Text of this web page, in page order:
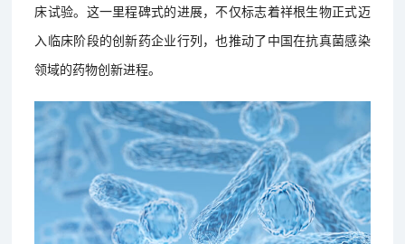
床试验。这一里程碑式的进展，不仅标志着祥根生物正式迈
入临床阶段的创新药企业行列，也推动了中国在抗真菌感染
领域的药物创新进程。